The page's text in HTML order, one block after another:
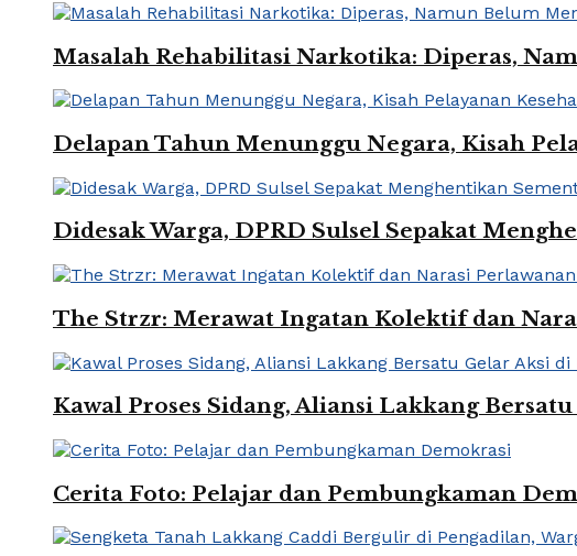
Masalah Rehabilitasi Narkotika: Diperas,
Delapan Tahun Menunggu Negara, Kisah
Didesak Warga, DPRD Sulsel Sepakat
The Strzr: Merawat Ingatan Kolektif dan
Kawal Proses Sidang, Aliansi Lakkang
Cerita Foto: Pelajar dan Pembungkaman